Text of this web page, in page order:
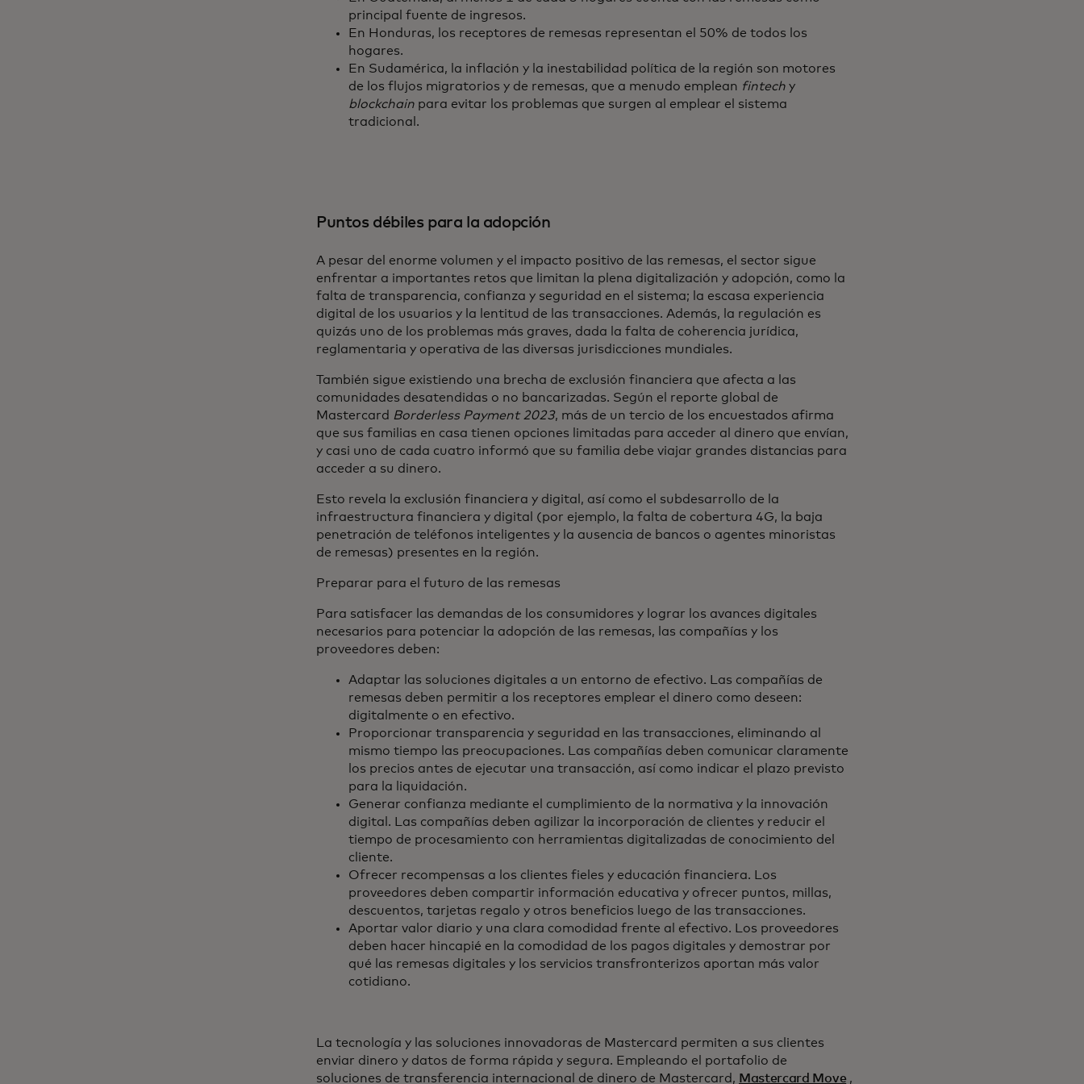
principal fuente de ingresos.
En Honduras, los receptores de remesas representan el 50% de todos los
hogares.
En Sudamérica, la inflación y la inestabilidad política de la región son motores
de los flujos migratorios y de remesas, que a menudo emplean fintech y
blockchain para evitar los problemas que surgen al emplear el sistema
tradicional.
Puntos débiles para la adopción
A pesar del enorme volumen y el impacto positivo de las remesas, el sector sigue
enfrentar a importantes retos que limitan la plena digitalización y adopción, como la
falta de transparencia, confianza y seguridad en el sistema; la escasa experiencia
digital de los usuarios y la lentitud de las transacciones. Además, la regulación es
quizás uno de los problemas más graves, dada la falta de coherencia jurídica,
reglamentaria y operativa de las diversas jurisdicciones mundiales.
También sigue existiendo una brecha de exclusión financiera que afecta a las
comunidades desatendidas o no bancarizadas. Según el reporte global de
Mastercard Borderless Payment 2023, más de un tercio de los encuestados afirma
que sus familias en casa tienen opciones limitadas para acceder al dinero que envían,
y casi uno de cada cuatro informó que su familia debe viajar grandes distancias para
acceder a su dinero.
Esto revela la exclusión financiera y digital, así como el subdesarrollo de la
infraestructura financiera y digital (por ejemplo, la falta de cobertura 4G, la baja
penetración de teléfonos inteligentes y la ausencia de bancos o agentes minoristas
de remesas) presentes en la región.
Preparar para el futuro de las remesas
Para satisfacer las demandas de los consumidores y lograr los avances digitales
necesarios para potenciar la adopción de las remesas, las compañías y los
proveedores deben:
Adaptar las soluciones digitales a un entorno de efectivo. Las compañías de
remesas deben permitir a los receptores emplear el dinero como deseen:
digitalmente o en efectivo.
Proporcionar transparencia y seguridad en las transacciones, eliminando al
mismo tiempo las preocupaciones. Las compañías deben comunicar claramente
los precios antes de ejecutar una transacción, así como indicar el plazo previsto
para la liquidación.
Generar confianza mediante el cumplimiento de la normativa y la innovación
digital. Las compañías deben agilizar la incorporación de clientes y reducir el
tiempo de procesamiento con herramientas digitalizadas de conocimiento del
cliente.
Ofrecer recompensas a los clientes fieles y educación financiera. Los
proveedores deben compartir información educativa y ofrecer puntos, millas,
descuentos, tarjetas regalo y otros beneficios luego de las transacciones.
Aportar valor diario y una clara comodidad frente al efectivo. Los proveedores
deben hacer hincapié en la comodidad de los pagos digitales y demostrar por
qué las remesas digitales y los servicios transfronterizos aportan más valor
cotidiano.
La tecnología y las soluciones innovadoras de Mastercard permiten a sus clientes
enviar dinero y datos de forma rápida y segura. Empleando el portafolio de
soluciones de transferencia internacional de dinero de Mastercard, Mastercard Move ,